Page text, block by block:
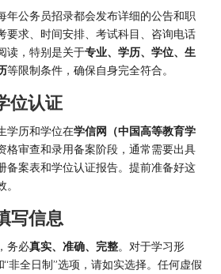
年公务员招录都会发布详细的公告和职
要求、时间安排、考试科目、咨询电话
读，特别是关于专业、学历、学位、生
等限制条件，确保自身完全符合。
位认证
学历和学位在学信网（中国高等教育学
格审查和录用备案阶段，通常需要出具
备案表和学位认证报告。提前准备好这
写信息
务必真实、准确、完整。对于学习形
“非全日制”选项，请如实选择。任何虚假